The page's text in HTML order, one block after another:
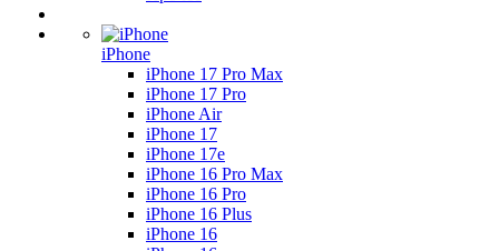
iPhone
iPhone 17 Pro Max
iPhone 17 Pro
iPhone Air
iPhone 17
iPhone 17e
iPhone 16 Pro Max
iPhone 16 Pro
iPhone 16 Plus
iPhone 16